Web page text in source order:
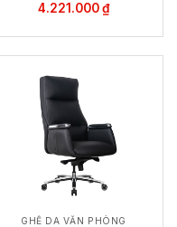
4.221.000₫
GHẾ DA VĂN PHÒNG